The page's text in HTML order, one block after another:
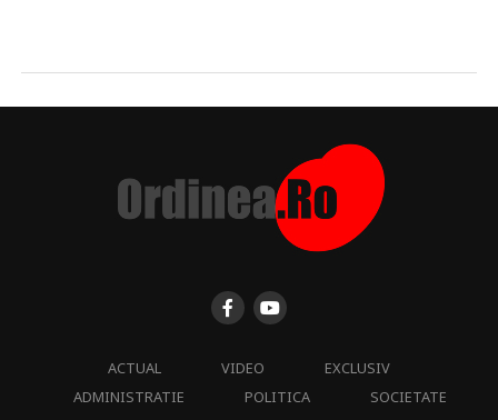
ACTUAL VIDEO
EXCLUSIV
ADMINISTRATIE
POLITICA
SOCIETATE